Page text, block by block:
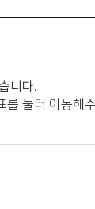
니다.
를 눌러 이동해